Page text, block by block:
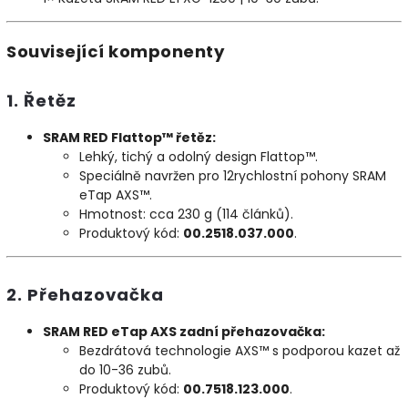
Související komponenty
1. Řetěz
SRAM RED Flattop™ řetěz:
Lehký, tichý a odolný design Flattop™.
Speciálně navržen pro 12rychlostní pohony SRAM
eTap AXS™.
Hmotnost: cca 230 g (114 článků).
Produktový kód: 00.2518.037.000.
2. Přehazovačka
SRAM RED eTap AXS zadní přehazovačka:
Bezdrátová technologie AXS™ s podporou kazet až
do 10-36 zubů.
Produktový kód: 00.7518.123.000.